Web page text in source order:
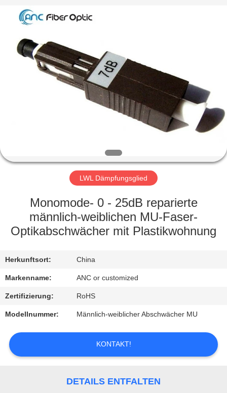
HAUS
PRODUKTE
FABRIK-
QUALITÄTSKONTROLLE
SIE
MIT
UNS
IN
VERBINDUNG
NACHRICHTEN
ancfiberoptic.com.
Reserved.
Developed
LWL Dämpfungsglied
Monomode- 0 - 25dB reparierte
männlich-weiblichen MU-Faser-
Optikabschwächer mit Plastikwohnung
Herkunftsort: China
Markenname: ANC or customized
Zertifizierung: RoHS
Modellnummer: Männlich-weiblicher Abschwächer MU
KONTAKT!
DETAILS ENTFALTEN